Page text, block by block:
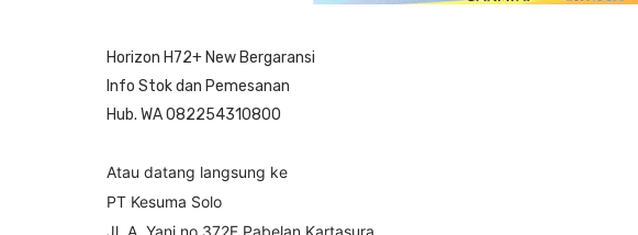
Horizon H72+ New Bergaransi
Info Stok dan Pemesanan
Hub. WA 082254310800
Atau datang langsung ke
PT Kesuma Solo
Jl. A. Yani no.372F Pabelan Kartasura